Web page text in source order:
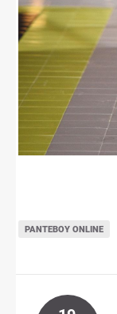
ΡΑΝΤΕΒΟΎ ONLINE